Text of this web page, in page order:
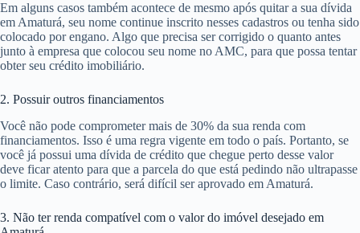
Em alguns casos também acontece de mesmo após quitar a sua dívida
em Amaturá, seu nome continue inscrito nesses cadastros ou tenha sido
colocado por engano. Algo que precisa ser corrigido o quanto antes
junto à empresa que colocou seu nome no AMC, para que possa tentar
obter seu crédito imobiliário.
2. Possuir outros financiamentos
Você não pode comprometer mais de 30% da sua renda com
financiamentos. Isso é uma regra vigente em todo o país. Portanto, se
você já possui uma dívida de crédito que chegue perto desse valor
deve ficar atento para que a parcela do que está pedindo não ultrapasse
o limite. Caso contrário, será difícil ser aprovado em Amaturá.
3. Não ter renda compatível com o valor do imóvel desejado em